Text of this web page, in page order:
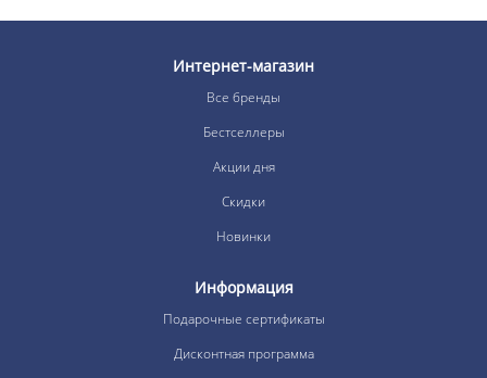
Интернет-магазин
Все бренды
Бестселлеры
Акции дня
Скидки
Новинки
Информация
Подарочные сертификаты
Дисконтная программа